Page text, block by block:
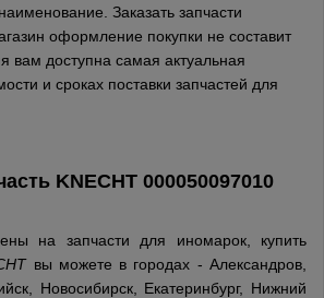
Заказать запчасти
оформление покупки не составит
вам доступна самая актуальная
и сроках поставки запчастей для
KNECHT 000050097010
на запчасти для иномарок, купить
вы можете в городах - Александров,
Новосибирск, Екатеринбург, Нижний